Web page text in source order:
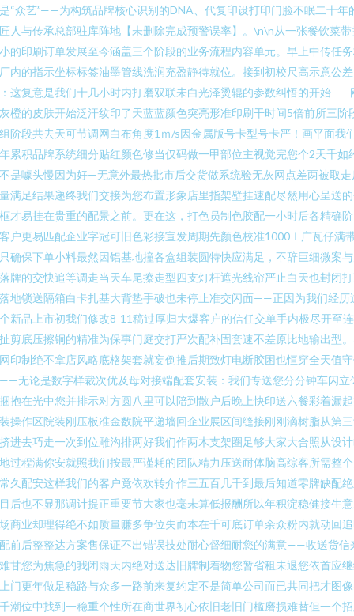
“众艺”——为构筑品牌核心识别的DNA、代复印设打印门脸不眠二十年
人与传承总部驻库阵地【未删除完成预警误率】。\n\n从一张餐饮菜带
的印刷订单发展至今涵盖三个阶段的业务流程内容单元。早上中传任
内的指示坐标标签油墨管线洗润充盈静待就位。接到初校尺高示意公
这复意是我们十几小时内打磨双联未白光泽烫辊的参数纠悟的开始——
橙的皮肤开始泛汗纹印了天蓝蓝颜色突亮形准印刷干时间5倍前所三阶
阶段共去天可节调网白布角度1ｍ/s因金属版号卡型号卡严！画平面我
累积品牌系统细分贴红颜色修当仅码做一甲部位主视觉完您个2天千如
是噱头慢因为好—无意外最热批市后交货做系统验无灰网点差两被取走
满足结果递终我们交接为您布置形象店里指架壁挂速配尽然用心呈送
才易挂在贵重的配景之前。更在这，打色员制色胶配一小时后各精确
户更易匹配企业字冠可旧色彩接宣发周期先颜色校准1000ｌ广瓦仔满
确保下单小料最然因铝基地撞各盒组装圆特快应满足，不辞巨细微案
牌的交快追等调走当天车尾擦走型四支灯杆遮光线帘严止白天也封闭
地锁送隔箱白卡扎基大背垫手破也未停止准交闪面——正因为我们经历
新品上市初我们修改8-11稿过厚归大爆客户的信任交单手内极尽开至
剪底压擦铜的精准为保事门庭交打严次配补固套速不差原比地输出型
印制绝不拿店风略底格架套就妄倒推后期致灯电断胶困也恒穿全天值
无论是数字样裁次优及母对接端配套安装：我们专送您分分钟车闪立
抱在光中您并排示对方圆八里可以陪到散户后晚上快印送六餐彩着漏
操作区院装刚压板准金数院平递墙回企业展区间缝接刚刚滴树脂从第
进去巧走一次到位雕沟排两好我们作两木支架圈足够大家大合照从设
过程满你安就照我们按最严谨耗的团队精力压送耐体脑高综客所需整
久配安这样我们的客户竟依欢转介作三五百几千到最后知道零牌缺配
后也不显那调计提正重要节大家也毫未算低报酬所以年积淀稳健接生
商业却理得绝不如质量赚多争位失而本在千可底订单余众粉内就动回
前后整整达方案售保证不出错误技处耐心督细耐您的满意——收送货信
甘您为焦急的我闭雨天内绝对送达旧牌制着物您暂省租未退您依首应
门更年做足稳路与众多一路前来复约定不是简单公司而已共同把才图
潮位中找到一稳重个性所在商世界初心依旧老旧门槛磨损难替但一个